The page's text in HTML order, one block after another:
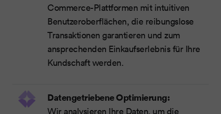
Commerce-Plattformen mit intuitiven
Benutzeroberflächen, die reibungslose
Transaktionen garantieren und zum
ansprechenden Einkaufserlebnis für Ihre
Kundschaft werden.
Datengetriebene Optimierung:
Wir analysieren Ihre Daten, um die